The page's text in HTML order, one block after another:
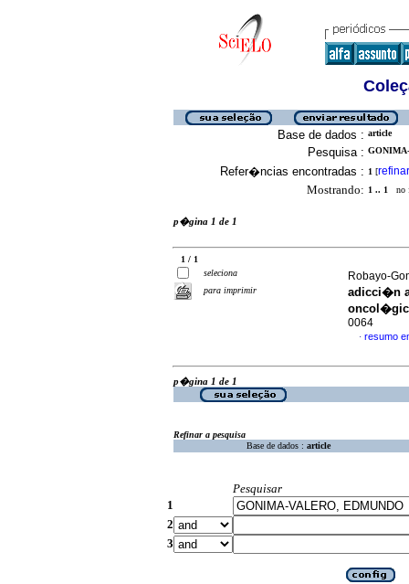
Base de dados : article
Pesquisa :
Refer�ncias encontradas : 1 [refinar
Mostrando: 1 .. 1 no
p�gina 1 de 1
1 / 1
seleciona
para imprimir
Robayo-
adicci�n
0064
· resumo
p�gina 1 de 1
Refinar a pesquisa
Base de dados : article
Pesquisar
1
2
3